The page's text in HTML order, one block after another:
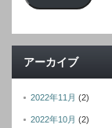
ド
アーカイブ
2022年11月 (2)
2022年10月 (2)